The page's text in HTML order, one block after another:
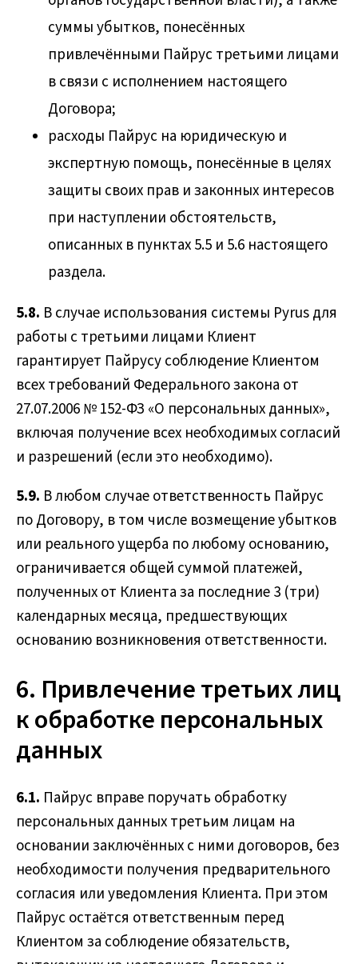
суммы убытков, понесённых
привлечёнными Пайрус третьими лицами
в связи с исполнением настоящего
Договора;
расходы Пайрус на юридическую и
экспертную помощь, понесённые в целях
защиты своих прав и законных интересов
при наступлении обстоятельств,
описанных в пунктах 5.5 и 5.6 настоящего
раздела.
5.8. В случае использования системы Pyrus для
работы с третьими лицами Клиент
гарантирует Пайрусу соблюдение Клиентом
всех требований Федерального закона от
27.07.2006 № 152-ФЗ «О персональных данных»,
включая получение всех необходимых согласий
и разрешений (если это необходимо).
5.9. В любом случае ответственность Пайрус
по Договору, в том числе возмещение убытков
или реального ущерба по любому основанию,
ограничивается общей суммой платежей,
полученных от Клиента за последние 3 (три)
календарных месяца, предшествующих
основанию возникновения ответственности.
6. Привлечение третьих лиц
к обработке персональных
данных
6.1. Пайрус вправе поручать обработку
персональных данных третьим лицам на
основании заключённых с ними договоров, без
необходимости получения предварительного
согласия или уведомления Клиента. При этом
Пайрус остаётся ответственным перед
Клиентом за соблюдение обязательств,